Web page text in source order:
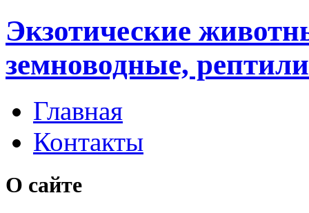
Экзотические
земноводные,
Главная
Контакты
О сайте